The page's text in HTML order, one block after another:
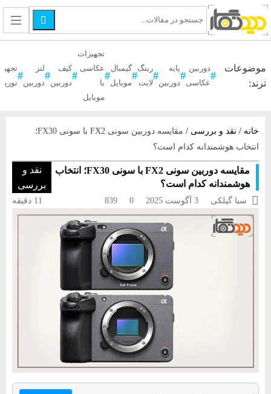

موضوعات
ترند:
دوربین
عکاسی
پایه
دوربین
رینگ
لایت
گیمبال
موبایل
تجهیزات
عکاسی
با
موبایل
کیف
دوربین
لنز
دوربین
خانه / نقد و بررسی /
مقایسه دوربین سونی FX2 با سونی FX30؛
انتخاب هوشمندانه کدام است؟
مقایسه دوربین سونی FX2 با سونی FX30؛ انتخاب
هوشمندانه کدام است؟
نقد و
بررسی
 سبا گیلکی 3 آگوست 2025 0
839 11 دقیقه